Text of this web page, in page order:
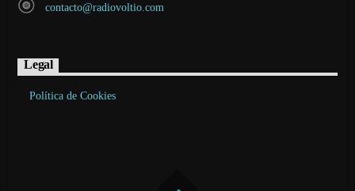
contacto@radiovoltio.com
Legal
Política de Cookies